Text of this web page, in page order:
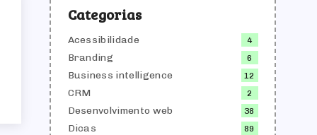
Categorias
Acessibilidade 4
Branding 6
Business intelligence 12
CRM 2
Desenvolvimento web 38
Dicas 89